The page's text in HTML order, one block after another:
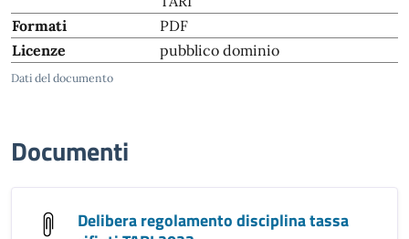
Dati del documento
Formati
PDF
Licenze
pubblico dominio
Documenti
Delibera regolamento disciplina tassa